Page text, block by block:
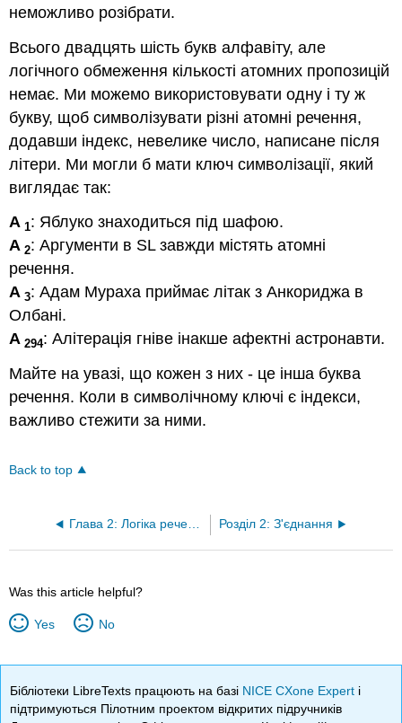
неможливо розібрати.
Всього двадцять шість букв алфавіту, але
логічного обмеження кількості атомних пропозицій
немає. Ми можемо використовувати одну і ту ж
букву, щоб символізувати різні атомні речення,
додавши індекс, невелике число, написане після
літери. Ми могли б мати ключ символізації, який
виглядає так:
A1: Яблуко знаходиться під шафою.
A2: Аргументи в SL завжди містять атомні
речення.
A3: Адам Мураха приймає літак з Анкориджа в
Олбані.
A294: Алітерація гніве інакше афектні астронавти.
Майте на увазі, що кожен з них - це інша буква
речення. Коли в символічному ключі є індекси,
важливо стежити за ними.
Back to top
Глава 2: Логіка речення Розділ 2: З'єднання
Was this article helpful?
Yes No
Бібліотеки LibreTexts працюють на базі NICE CXone Expert і
підтримуються Пілотним проектом відкритих підручників